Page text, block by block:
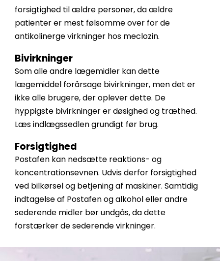
forsigtighed til ældre personer, da ældre
patienter er mest følsomme over for de
antikolinerge virkninger hos meclozin.
Bivirkninger
Som alle andre lægemidler kan dette
lægemiddel forårsage bivirkninger, men det er
ikke alle brugere, der oplever dette. De
hyppigste bivirkninger er døsighed og træthed.
Læs indlægssedlen grundigt før brug.
Forsigtighed
Postafen kan nedsætte reaktions- og
koncentrationsevnen. Udvis derfor forsigtighed
ved bilkørsel og betjening af maskiner. Samtidig
indtagelse af Postafen og alkohol eller andre
sederende midler bør undgås, da dette
forstærker de sederende virkninger.